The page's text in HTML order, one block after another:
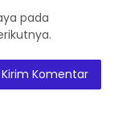
pada